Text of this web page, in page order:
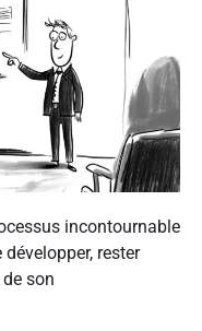
incontournable
rester
son